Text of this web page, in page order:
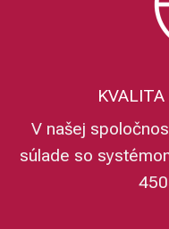
V našej
súlade so